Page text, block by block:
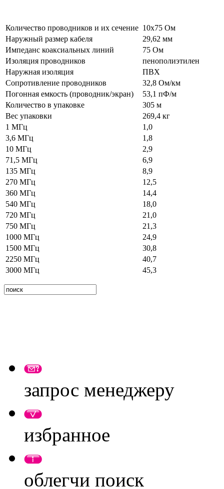
Количество проводников и их сечение 10х75 Ом
Наружный размер кабеля
29,62 мм
Импеданс коаксиальных линий
75 Ом
Изоляция проводников
пенополиэтилен
Наружная изоляция
ПВХ
Сопротивление проводников
32,8 Ом/км
Погонная емкость (проводник/экран)
53,1 пФ/м
Количество в упаковке
305 м
Вес упаковки
269,4 кг
1 МГц
1,0
3,6 МГц
1,8
10 МГц
2,9
71,5 МГц
6,9
135 МГц
8,9
270 МГц
12,5
360 МГц
14,4
540 МГц
18,0
720 МГц
21,0
750 МГц
21,3
1000 МГц
24,9
1500 МГц
30,8
2250 МГц
40,7
3000 МГц
45,3
запрос менеджеру
избранное
облегчи поиск